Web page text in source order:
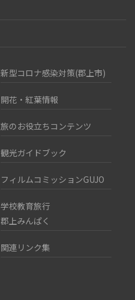
新型コロナ感染対策(郡上市)
開花・紅葉情報
旅のお役立ちコンテンツ
観光ガイドブック
フィルムコミッションGUJO
学校教育旅行
郡上みんぱく
関連リンク集